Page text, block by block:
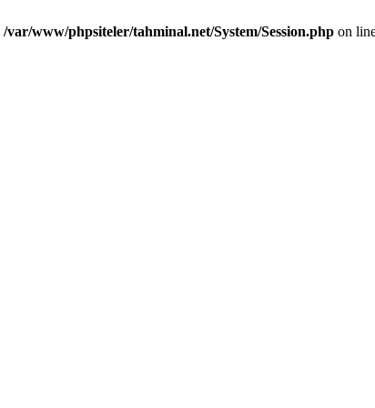
/var/www/phpsiteler/tahminal.net/System/Session.php on